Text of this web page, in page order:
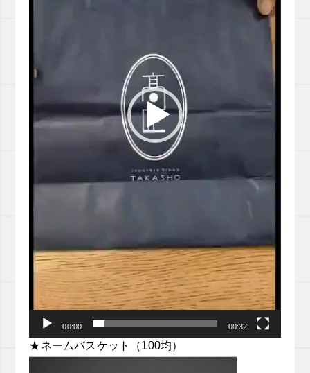
00:00 00:32
★ネームバスケット（100均）